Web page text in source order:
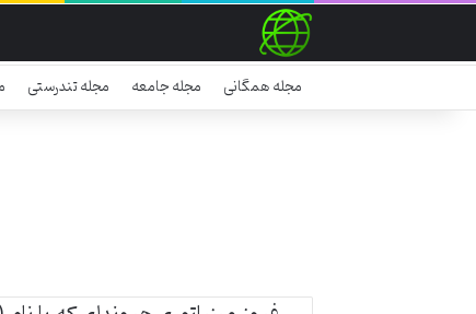
مجله همگانی مجله جامعه مجله تندرستی